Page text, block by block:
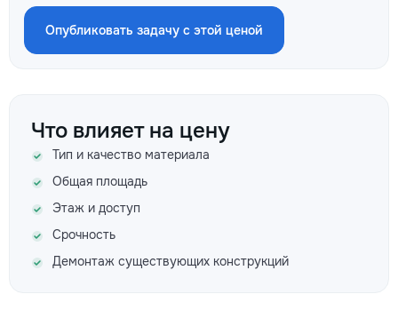
Опубликовать задачу с этой ценой
Что влияет на цену
Тип и качество материала
Общая площадь
Этаж и доступ
Срочность
Демонтаж существующих конструкций